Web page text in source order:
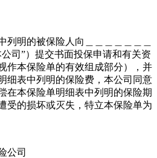
明的被保险人向＿＿＿＿＿＿＿
公司”）提交书面投保申请和有关资
作本保险单的有效组成部分），并
细表中列明的保险费，本公司同意
在本保险单明细表中列明的保险期
受的损坏或灭失，特立本保险单为
公司